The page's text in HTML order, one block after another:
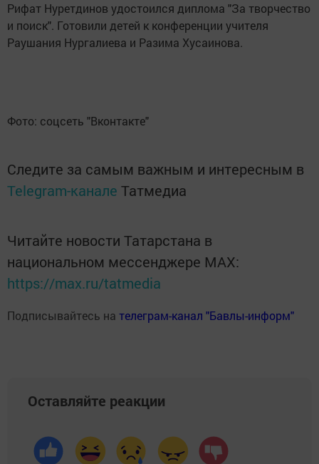
Рифат Нуретдинов удостоился диплома "За творчество
и поиск". Готовили детей к конференции учителя
Раушания Нургалиева и Разима Хусаинова.
Фото: соцсеть "Вконтакте"
Следите за самым важным и интересным в
Telegram-канале Татмедиа
Читайте новости Татарстана в
национальном мессенджере MАХ:
https://max.ru/tatmedia
Подписывайтесь на телеграм-канал "Бавлы-информ"
Оставляйте реакции